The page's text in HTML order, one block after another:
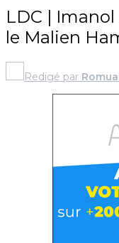
LDC |
le Malien
Redigé par